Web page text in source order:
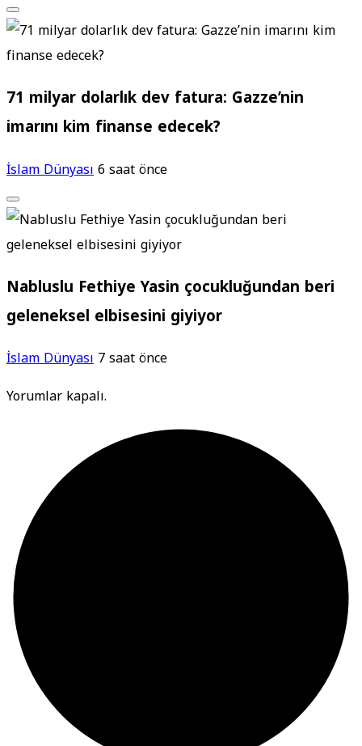
71 milyar dolarlık dev fatura: Gazze’nin
imarını kim finanse edecek?
İslam Dünyası6 saat önce
Nabluslu Fethiye Yasin çocukluğundan beri
geleneksel elbisesini giyiyor
İslam Dünyası7 saat önce
Yorumlar kapalı.